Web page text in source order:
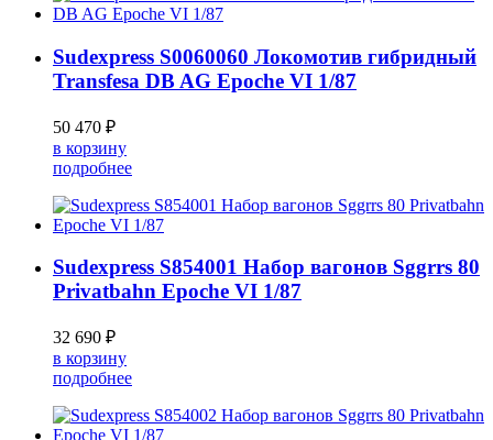
Sudexpress S0060060 Локомотив гибридный
Transfesa DB AG Epoche VI 1/87
50 470 ₽
в корзину
подробнее
Sudexpress S854001 Набор вагонов Sggrrs 80
Privatbahn Epoche VI 1/87
32 690 ₽
в корзину
подробнее